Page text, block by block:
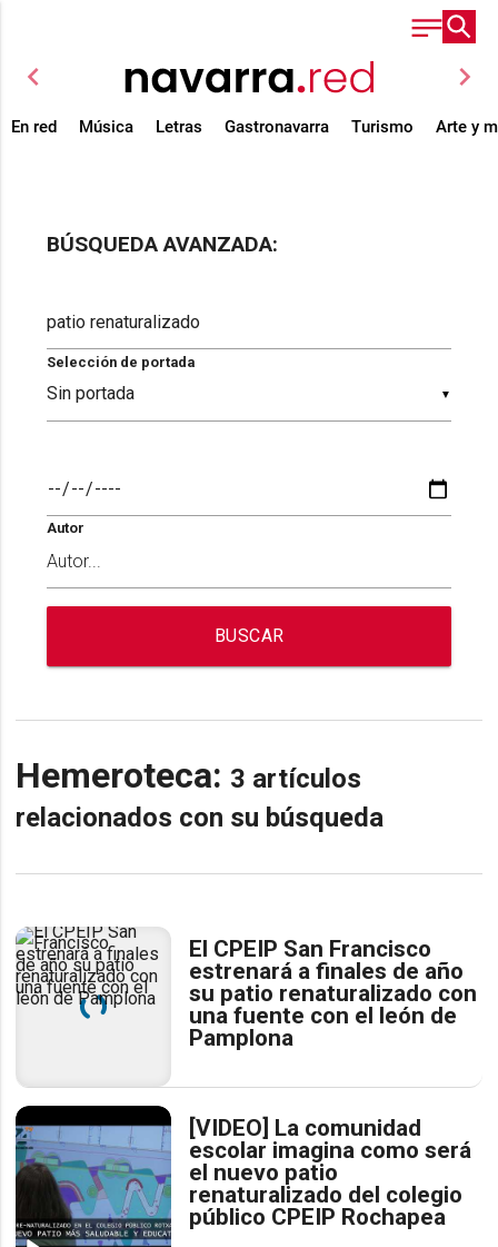
chevron_left chevron_right
En red Música Letras Gastronavarra Turismo Arte y
BÚSQUEDA AVANZADA:
▼
Selección de portada
Autor
BUSCAR
Hemeroteca: 3 artículos
relacionados con su búsqueda
El CPEIP San Francisco
estrenará a finales de año
su patio renaturalizado con
una fuente con el león de
Pamplona
[VIDEO] La comunidad
escolar imagina como será
el nuevo patio
renaturalizado del colegio
público CPEIP Rochapea